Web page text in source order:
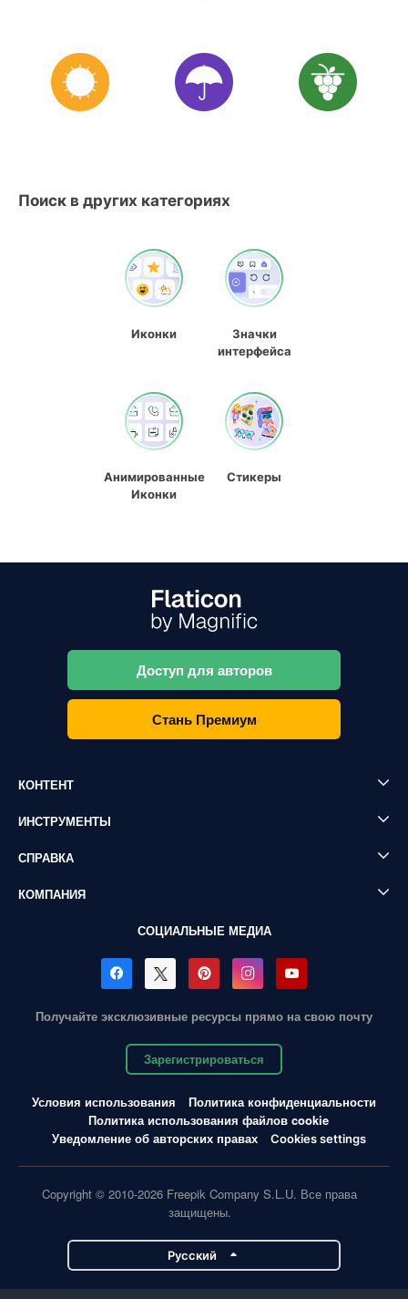
Поиск в других категориях
Иконки
Значки
интерфейса
Анимированные
Иконки
Стикеры
Доступ для авторов
Стань Премиум
КОНТЕНТ
ИНСТРУМЕНТЫ
СПРАВКА
КОМПАНИЯ
СОЦИАЛЬНЫЕ МЕДИА
Получайте эксклюзивные ресурсы прямо на свою почту
Зарегистрироваться
Условия использования
Политика конфиденциальности
Политика использования файлов cookie
Уведомление об авторских правах
Cookies settings
Copyright © 2010-2026 Freepik Company S.L.U. Все права
защищены.
Pусский